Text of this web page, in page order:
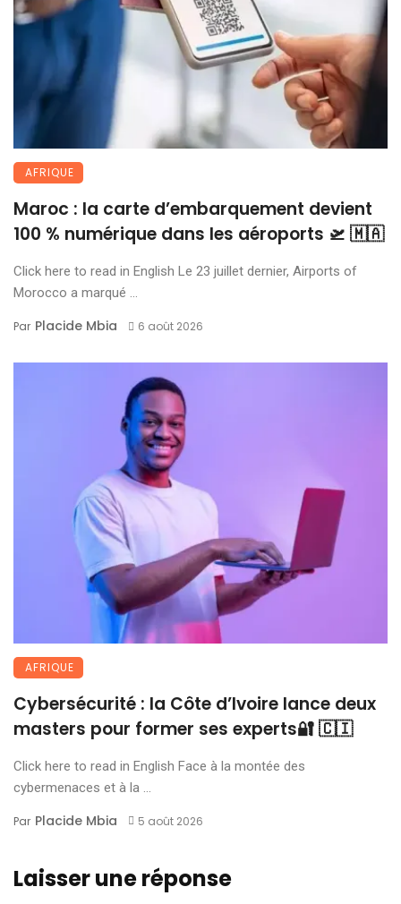
AFRIQUE
Maroc : la carte d’embarquement devient
100 % numérique dans les aéroports 🛫 🇲🇦
Click here to read in English Le 23 juillet dernier, Airports of
Morocco a marqué ...
Par Placide Mbia 6 août 2026
AFRIQUE
Cybersécurité : la Côte d’Ivoire lance deux
masters pour former ses experts🔐 🇨🇮
Click here to read in English Face à la montée des
cybermenaces et à la ...
Par Placide Mbia 5 août 2026
Laisser une réponse